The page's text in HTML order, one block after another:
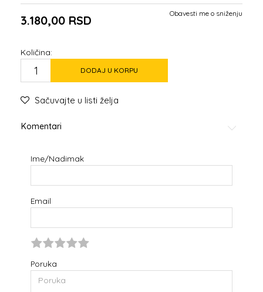
3.180,00 RSD Obavesti me o sniženju
Količina:
DODAJ U KORPU
Sačuvajte u listi želja
Komentari
Ime/Nadimak
Email
Poruka